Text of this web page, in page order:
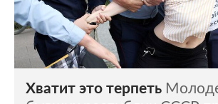
Культура
Ценности
Из жизни Среда
Забота о себе Авто
Хватит это терпеть